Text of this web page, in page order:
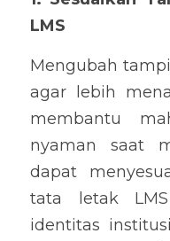
LMS
Mengubah
agar lebih
membantu
nyaman saat
dapat
tata letak
identitas